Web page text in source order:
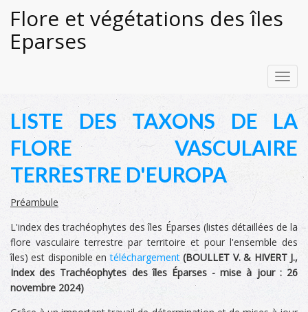
Flore et végétations des îles
Eparses
LISTE DES TAXONS DE LA
FLORE VASCULAIRE
TERRESTRE D'EUROPA
Préambule
L'index des trachéophytes des îles Éparses (listes détaillées de la
flore vasculaire terrestre par territoire et pour l'ensemble des
îles) est disponible entéléchargement(BOULLET V. & HIVERT J.,
Index des Trachéophytes des îles Éparses -mise à jour : 26
novembre 2024)